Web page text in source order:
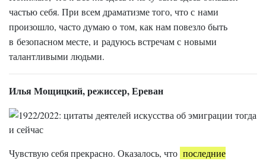
частью себя. При всем драматизме того, что с нами
произошло, часто думаю о том, как нам повезло быть
в безопасном месте, и радуюсь встречам с новыми
талантливыми людьми.
Илья Мощицкий, режиссер, Ереван
Чувствую себя прекрасно. Оказалось, что последние